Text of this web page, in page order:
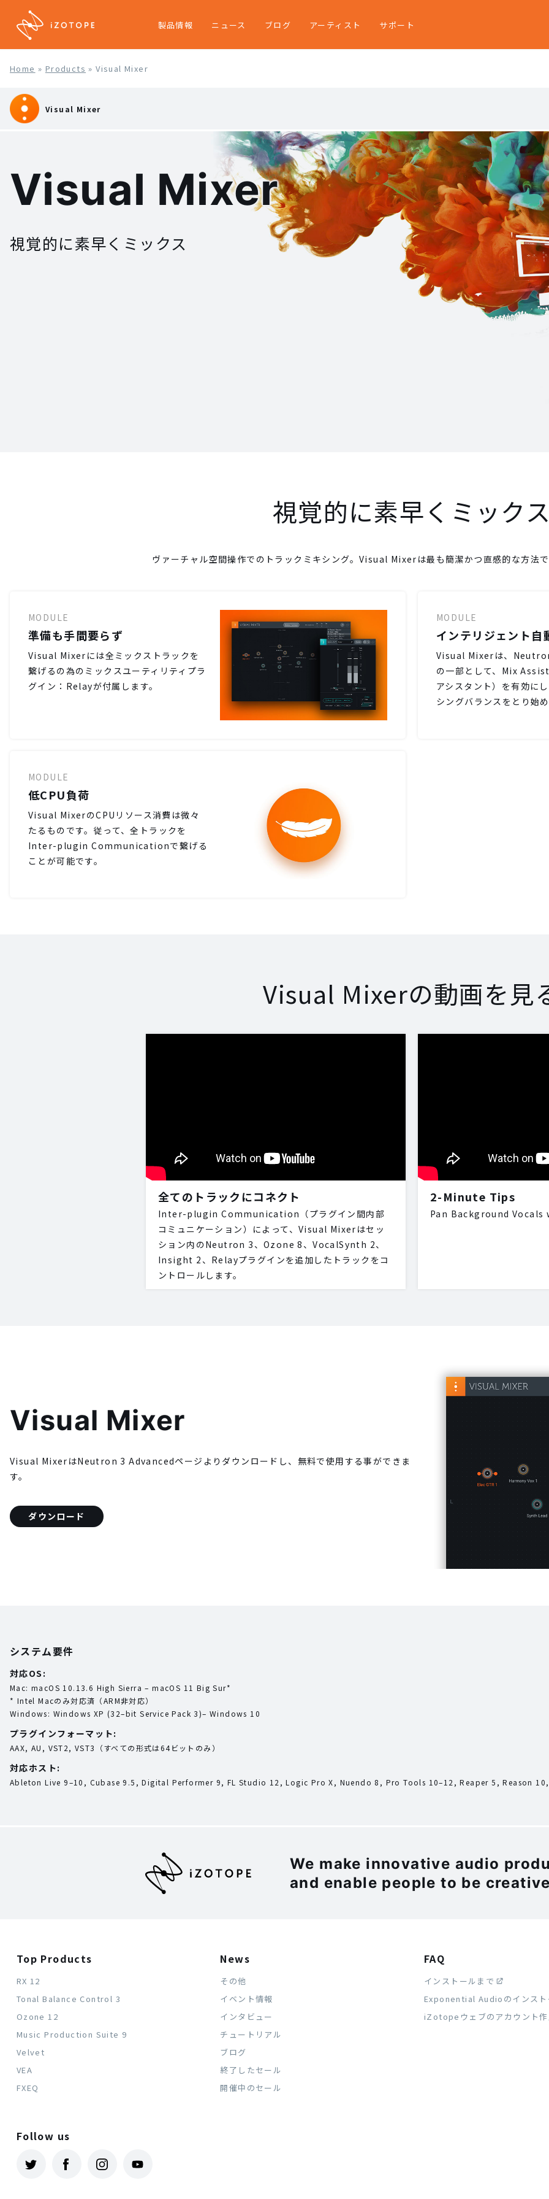
製品情報 ニュース ブログ アーティスト サポート
Home » Products »Visual Mixer
Visual Mixer
Visual Mixer
視覚的に素早くミックス
視覚的に素早くミック
ヴァーチャル空間操作でのトラックミキシング。Visual Mixerは最も簡潔かつ直感的な方法
MODULE
準備も手間要らず
Visual Mixerには全ミックストラックを
繋げるの為のミックスユーティリティプラ
グイン：Relayが付属します。
MODULE
インテリジェント自
Visual Mixerは、
の一部として、Mix
アシスタント）を有効に
シングバランスをとり始
MODULE
低CPU負荷
Visual MixerのCPUリソース消費は微々
たるものです。従って、全トラックを
Inter-plugin Communicationで繋げる
ことが可能です。
Visual Mixerの動画を見
全てのトラックにコネクト
Inter-plugin Communication（プラグイン間内部
コミュニケーション）によって、Visual Mixerはセッ
ション内のNeutron 3、Ozone 8、VocalSynth 2、
Insight 2、Relayプラグインを追加したトラックをコ
ントロールします。
2-Minute Tips
Pan Background
Visual Mixer
Visual MixerはNeutron 3 Advancedページよりダウンロードし、無料で使用する事ができま
す。
ダウンロード
システム要件
対応OS:
Mac: macOS 10.13.6 High Sierra – macOS 11 Big Sur*
* Intel Macのみ対応済（ARM非対応）
Windows: Windows XP (32–bit Service Pack 3)– Windows 10
プラグインフォーマット:
AAX, AU, VST2, VST3（すべての形式は64ビットのみ）
対応ホスト:
Ableton Live 9–10, Cubase 9.5, Digital Performer 9, FL Studio 12, Logic Pro X, Nuendo 8, Pro Tools 10–12, Reaper 5, Reason
We make innovative audio
and enable people to be
Top Products
RX 12
Tonal Balance Control 3
Ozone 12
Music Production Suite 9
Velvet
VEA
FXEQ
News
その他
イベント情報
インタビュー
チュートリアル
ブログ
終了したセール
開催中のセール
FAQ
インストールまで
Exponential Audioのインスト
iZotopeウェブのアカウント
Follow us